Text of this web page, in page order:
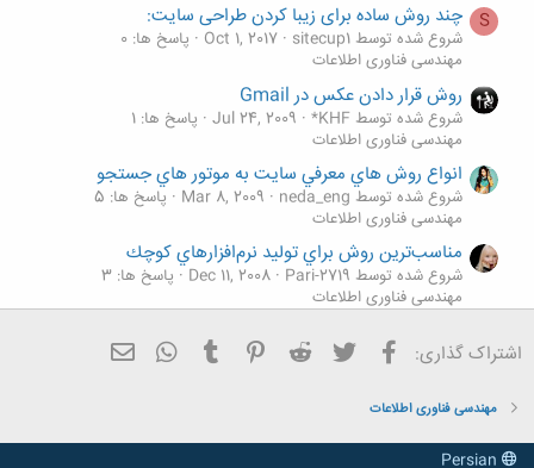
S چند روش ساده برای زیبا کردن طراحی سایت:
شروع شده توسط sitecup1 Oct 1, 2017
پاسخ ها: 0
مهندسی فناوری اطلاعات
روش قرار دادن عکس در Gmail
شروع شده توسط KHF* Jul 24, 2009 پاسخ ها: 1
مهندسی فناوری اطلاعات
انواع روش هاي معرفي سايت به موتور هاي جستجو
شروع شده توسط neda_eng Mar 8, 2009
پاسخ ها: 5
مهندسی فناوری اطلاعات
مناسب‌ترين روش براي توليد نرم‌افزارهاي كوچك
شروع شده توسط Pari-2719 Dec 11, 2008
پاسخ ها: 3
مهندسی فناوری اطلاعات
گرایشات جدید در طراحی تجربه کاربری سایت:
شروع شده توسط sitecup1 Sep 23, 2017
پاسخ ها: 0
اشتراک گذاری: فیسبوک تویتر Reddit
Pinterest
Tumblr
WhatsApp
مهندسی فناوری اطلاعات